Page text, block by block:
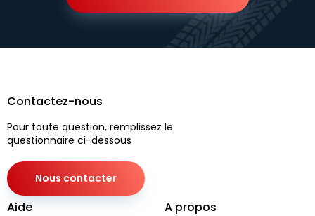
Contactez-nous
Pour toute question, remplissez le
questionnaire ci-dessous
Nous contacter
Aide A propos